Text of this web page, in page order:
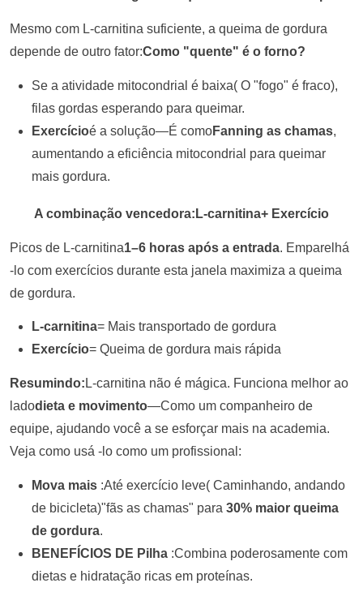
Mesmo com L-carnitina suficiente, a queima de gordura
depende de outro fator:Como "quente" é o forno?
Se a atividade mitocondrial é baixa(O "fogo" é fraco),
filas gordas esperando para queimar.
Exercícioé a solução—É comoFanning as chamas,
aumentando a eficiência mitocondrial para queimar
mais gordura.
A combinação vencedora:L-carnitina+ Exercício
Picos de L-carnitina1–6 horas após a entrada. Emparelhá
-lo com exercícios durante esta janela maximiza a queima
de gordura.
L-carnitina= Mais transportado de gordura
Exercício= Queima de gordura mais rápida
Resumindo: L-carnitina não é mágica. Funciona melhor ao
ladodieta e movimento—Como um companheiro de
equipe, ajudando você a se esforçar mais na academia.
Veja como usá -lo como um profissional:
Mova mais :Até exercício leve(Caminhando, andando
de bicicleta)"fãs as chamas" para 30% maior queima
de gordura.
BENEFÍCIOS DE Pilha :Combina poderosamente com
dietas e hidratação ricas em proteínas.